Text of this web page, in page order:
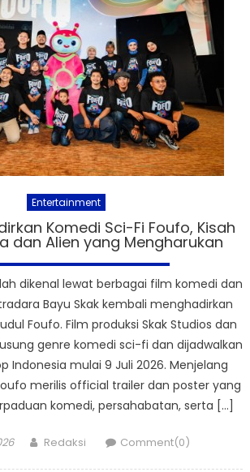
Entertainment
Komedi Sci-Fi Foufo, Kisah
dan Alien yang Mengharukan
dikenal lewat berbagai film komedi dan
Bayu Skak kembali menghadirkan
Foufo. Film produksi Skak Studios dan
genre komedi sci-fi dan dijadwalkan
Indonesia mulai 9 Juli 2026. Menjelang
merilis official trailer dan poster yang
komedi, persahabatan, serta […]
Author
Redaksi Comment(0)